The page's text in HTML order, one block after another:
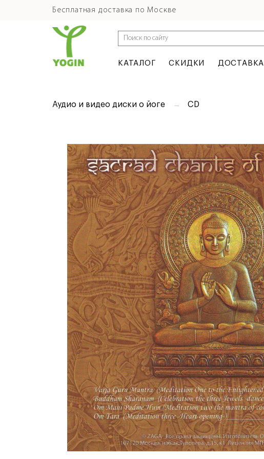
Бесплатная доставка по Москве
КАТАЛОГ СКИДКИ ДОСТАВКА
Аудио и видео диски о йоге CD